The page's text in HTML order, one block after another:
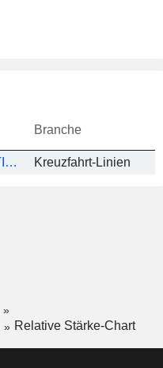
Branche
CARNIVAL CORPORATION LTD. Kreuzfahrt-Linien
Relative Stärke-Chart